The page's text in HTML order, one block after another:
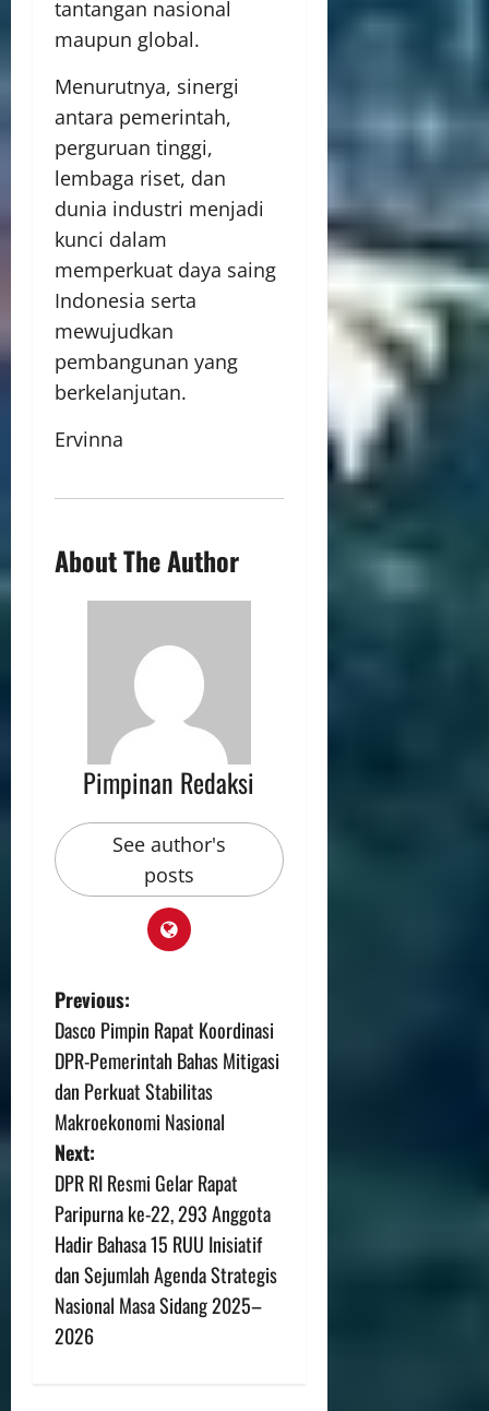
tantangan nasional
maupun global.
Menurutnya, sinergi
antara pemerintah,
perguruan tinggi,
lembaga riset, dan
dunia industri menjadi
kunci dalam
memperkuat daya saing
Indonesia serta
mewujudkan
pembangunan yang
berkelanjutan.
Ervinna
About The Author
Pimpinan Redaksi
See author's
posts
Previous:
Dasco Pimpin Rapat Koordinasi
DPR-Pemerintah Bahas Mitigasi
dan Perkuat Stabilitas
Makroekonomi Nasional
Next:
DPR RI Resmi Gelar Rapat
Paripurna ke-22, 293 Anggota
Hadir Bahasa 15 RUU Inisiatif
dan Sejumlah Agenda Strategis
Nasional Masa Sidang 2025–
2026